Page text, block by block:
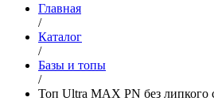
Главная
/
Каталог
/
Базы и топы
/
Топ Ultra MAX PN без